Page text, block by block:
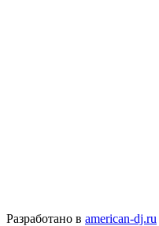
Разработано в american-dj.ru